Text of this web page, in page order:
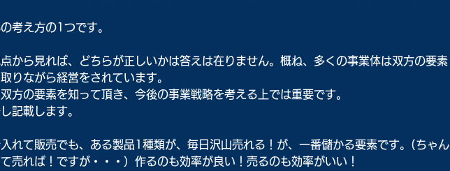
考え方の1つです。
から見れば、どちらが正しいかは答えは在りません。概ね、多くの事業体は双方の要素
りながら経営をされています。
方の要素を知って頂き、今後の事業戦略を考える上では重要です。
記載します。
れて販売でも、ある製品1種類が、毎日沢山売れる！が、一番儲かる要素です。(ちゃん
売れば！ですが・・・）作るのも効率が良い！売るのも効率がいい！